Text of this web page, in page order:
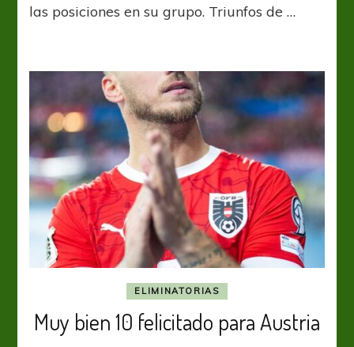
sacarle
las posiciones en su grupo. Triunfos de …
ELIMINATORIAS
Muy bien 10 felicitado para Austria